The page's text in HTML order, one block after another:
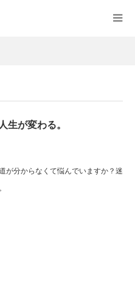
生が変わる。
が分からなくて悩んでいますか？迷